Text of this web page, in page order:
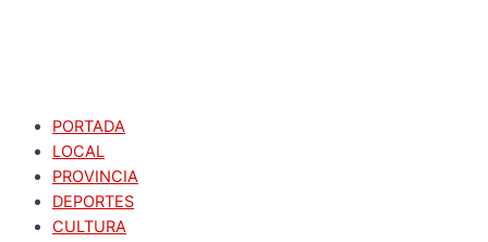
PORTADA
LOCAL
PROVINCIA
DEPORTES
CULTURA